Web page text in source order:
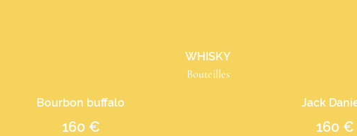
WHISKY
Bouteilles
Bourbon buffalo
160 €
Jack
160 €